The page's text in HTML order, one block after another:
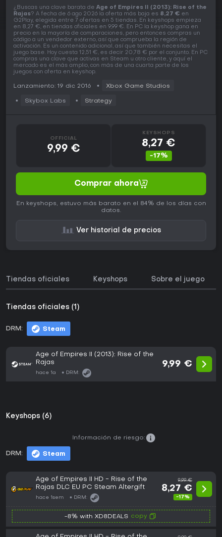
¿Buscas una clave barata de Age of Empires II (2013): Rise of the
Rajas? A fecha de 6 ago 2026 la oferta más baja es 8,27 € en
G2Play, elegida entre 7 ofertas en 5 tiendas. En keyshops empieza
en 8,27 €, en tiendas oficiales en 9,99 €. En PC la keyshop gana en
precio en la mayoría de comparaciones, pero entonces compras un
código a un vendedor externo, así que comprueba la región de
activación. Es un contenido adicional, así que también necesitas el
juego base. Hoy cuesta 12,51 €, es decir 20,78 € por el conjunto. En PC
compras una clave que activas en Steam u otro cliente, y aquí el
mercado es el más amplio, con más de una cuarta parte de los
juegos con oferta en keyshop.
Lanzamiento: 19 dic 2016 Xbox Game Studios
Skybox Labs Strategy
OFFICIAL
9,99 €
KEYSHOPS
8,27 €
-17%
Comprar ahora
En keyshops, estuvo más barato en el 84% de los días con
datos.
Ver historial de precios
Tiendas oficiales Keyshops Sobre el juego
Tiendas oficiales (1)
DRM: Steam
Age of Empires II (2013): Rise of the
Rajas
hace 1a DRM:
9,99 €
Keyshops (6)
DRM: Steam
Información de riesgo:
Age of Empires II HD - Rise of the
Rajas DLC EU PC Steam Altergift
hace 1sem DRM:
9,99 €
8,27 €
-17%
-8% with XD8DEALS copy